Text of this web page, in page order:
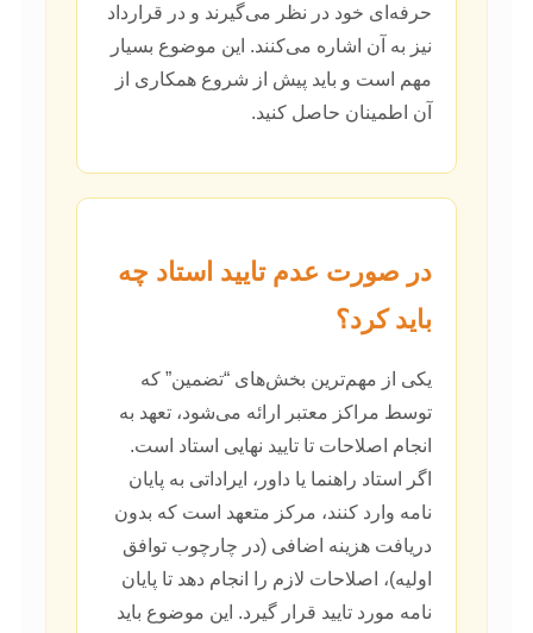
حرفه‌ای خود در نظر می‌گیرند و در قرارداد
نیز به آن اشاره می‌کنند. این موضوع بسیار
مهم است و باید پیش از شروع همکاری از
آن اطمینان حاصل کنید.
در صورت عدم تایید استاد چه
باید کرد؟
یکی از مهم‌ترین بخش‌های “تضمین” که
توسط مراکز معتبر ارائه می‌شود، تعهد به
انجام اصلاحات تا تایید نهایی استاد است.
اگر استاد راهنما یا داور، ایراداتی به پایان
نامه وارد کنند، مرکز متعهد است که بدون
دریافت هزینه اضافی (در چارچوب توافق
اولیه)، اصلاحات لازم را انجام دهد تا پایان
نامه مورد تایید قرار گیرد. این موضوع باید